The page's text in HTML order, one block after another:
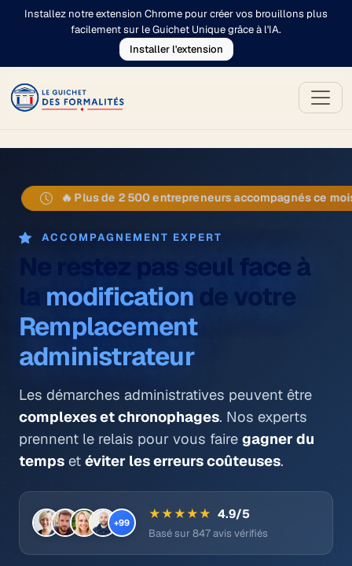
Installez notre extension Chrome pour créer vos brouillons plus
facilement sur le Guichet Unique grâce à l'IA.
Installer l'extension
🔥 Plus de 2 500 entrepreneurs accompagnés ce
ACCOMPAGNEMENT EXPERT
Ne restez pas seul face à
modification de votre
Remplacement
administrateur
Les démarches administratives peuvent être
complexes et chronophages. Nos experts
prennent le relais pour vous faire gagner du
temps et éviter les erreurs coûteuses.
+99
★★★★★ 4.9/5
Basé sur 847 avis vérifiés